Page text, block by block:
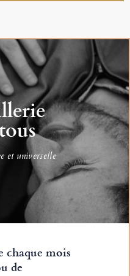
et universelle
chaque mois
de